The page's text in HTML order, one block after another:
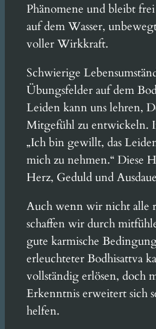
Phänomene und bleibt
auf dem Wasser,
voller Wirkkraft.
Schwierige
Übungsfelder auf dem
Leiden kann uns lehren,
Mitgefühl zu entwickeln.
„Ich bin gewillt, das
mich zu nehmen.“ Diese
Herz, Geduld und
Auch wenn wir nicht alle
schaffen wir durch
gute karmische
erleuchteter Bodhisattva
vollständig erlösen, doch
Erkenntnis erweitert sich
helfen.